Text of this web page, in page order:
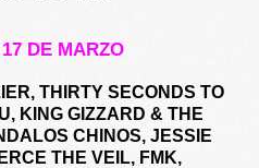
DE MARZO
THIRTY SECONDS TO
KING GIZZARD & THE
CHINOS, JESSIE
THE VEIL, FMK,